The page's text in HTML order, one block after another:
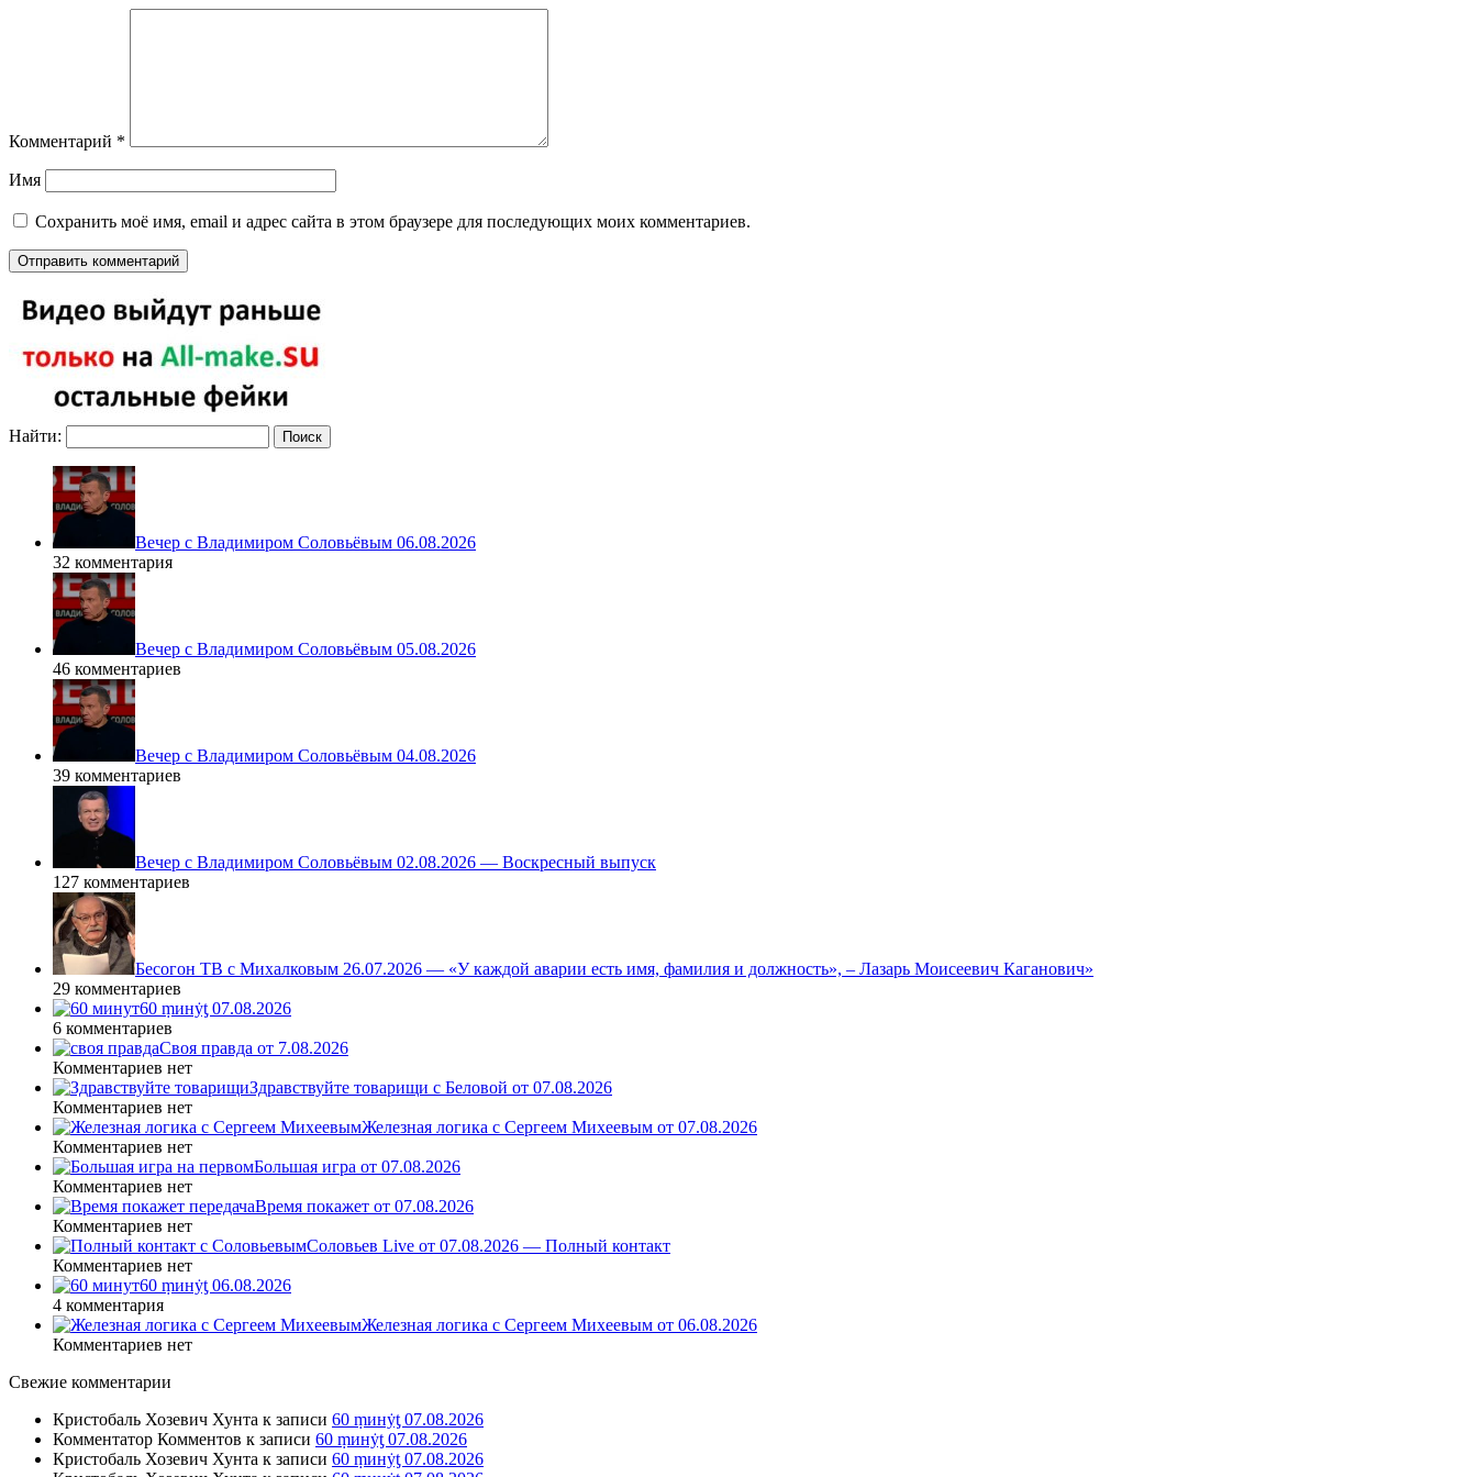
Комментарий *
Имя
Сохранить моё имя, email и адрес сайта в этом браузере для последующих моих комментариев.
Найти:
Вечер с Владимиром Соловьёвым 06.08.2026
32 комментария
Вечер с Владимиром Соловьёвым 05.08.2026
46 комментариев
Вечер с Владимиром Соловьёвым 04.08.2026
39 комментариев
Вечер с Владимиром Соловьёвым 02.08.2026 — Воскресный выпуск
127 комментариев
Бесогон ТВ с Михалковым 26.07.2026 — «У каждой аварии есть имя, фамилия и должность», – Лазарь Моисеевич Каганович»
29 комментариев
60 ṃинẏƫ 07.08.2026
6 комментариев
Своя правда от 7.08.2026
Комментариев нет
Здравствуйте товарищи с Беловой от 07.08.2026
Комментариев нет
Железная логика с Сергеем Михеевым от 07.08.2026
Комментариев нет
Большая игра от 07.08.2026
Комментариев нет
Время покажет от 07.08.2026
Комментариев нет
Соловьев Live от 07.08.2026 — Полный контакт
Комментариев нет
60 ṃинẏƫ 06.08.2026
4 комментария
Железная логика с Сергеем Михеевым от 06.08.2026
Комментариев нет
Свежие комментарии
Кристобаль Хозевич Хунта к записи 60 ṃинẏƫ 07.08.2026
Комментатор Комментов к записи 60 ṃинẏƫ 07.08.2026
Кристобаль Хозевич Хунта к записи 60 ṃинẏƫ 07.08.2026